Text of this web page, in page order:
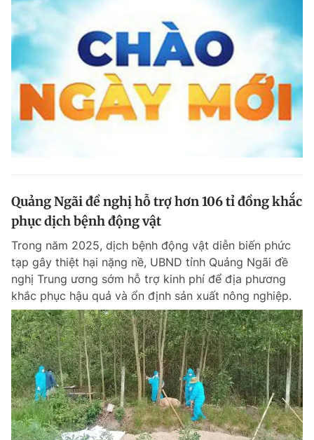
Quảng Ngãi đề nghị hỗ trợ hơn 106 tỉ đồng khắc
phục dịch bệnh động vật
Trong năm 2025, dịch bệnh động vật diễn biến phức
tạp gây thiệt hại nặng nề, UBND tỉnh Quảng Ngãi đề
nghị Trung ương sớm hỗ trợ kinh phí để địa phương
khắc phục hậu quả và ổn định sản xuất nông nghiệp.